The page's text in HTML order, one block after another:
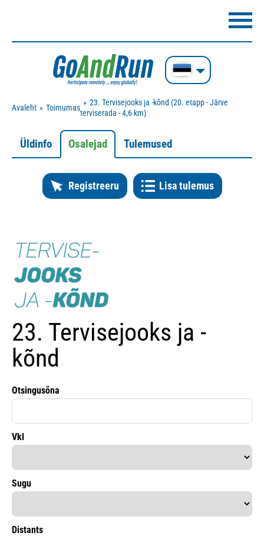
Avaleht Toimumas
23. Tervisejooks ja -kõnd (20. etapp - Järve
terviserada - 4,6 km)
Üldinfo Osalejad Tulemused
Registreeru Lisa tulemus
23. Tervisejooks ja -
kõnd
Otsingusõna
Vkl
Sugu
Distants